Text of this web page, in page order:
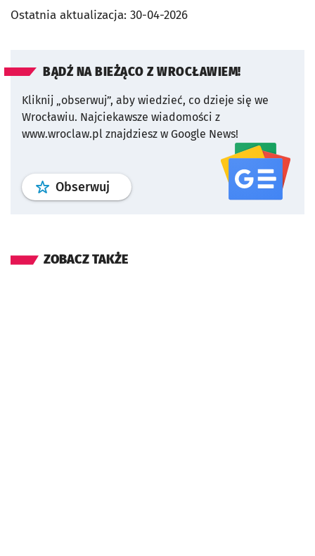
Ostatnia aktualizacja: 30-04-2026
BĄDŹ NA BIEŻĄCO Z WROCŁAWIEM!
Kliknij „obserwuj”, aby wiedzieć, co dzieje się we
Wrocławiu. Najciekawsze wiadomości z
www.wroclaw.pl znajdziesz w Google News!
Obserwuj profil serwisu
ZOBACZ TAKŻE